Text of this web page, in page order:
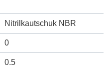
Nitrilkautschuk NBR
0
0.5